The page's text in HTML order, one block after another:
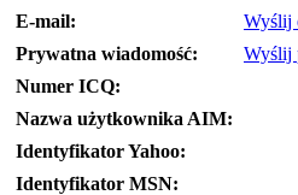
E-mail:
Wyślij
Prywatna wiadomość:
Wyślij
Numer ICQ:
Nazwa użytkownika AIM:
Identyfikator Yahoo:
Identyfikator MSN: